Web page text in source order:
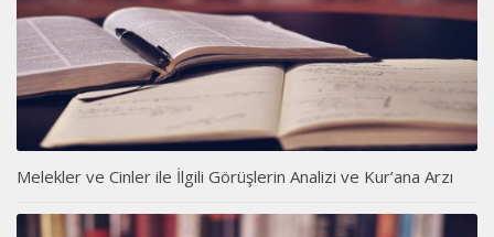
Melekler ve Cinler ile İlgili Görüşlerin Analizi ve Kur’ana Arzı